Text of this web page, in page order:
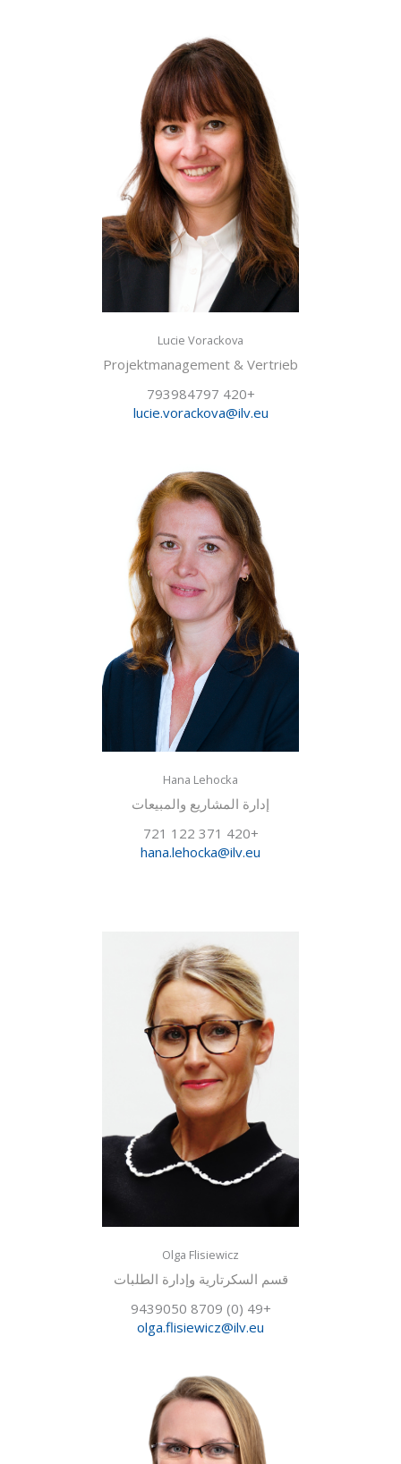
Lucie Vorackova
Projektmanagement & Vertrieb
+420 793984797
lucie.vorackova@ilv.eu
Hana Lehocka
إدارة المشاريع والمبيعات
+420 371 122 721
hana.lehocka@ilv.eu
Olga Flisiewicz
قسم السكرتارية وإدارة الطلبات
+49 (0) 8709 9439050
olga.flisiewicz@ilv.eu